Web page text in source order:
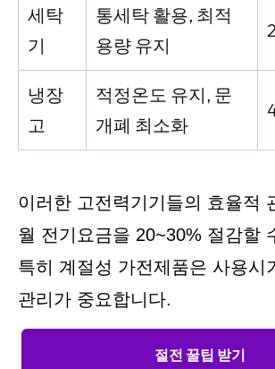
세탁
기
통세탁 활용, 최적
용량 유지
냉장
고
적정온도 유지, 문
개폐 최소화
이러한 고전력기기들의 효율적
월 전기요금을 20~30% 절감할
특히 계절성 가전제품은 사용시
관리가 중요합니다.
절전 꿀팁 받기